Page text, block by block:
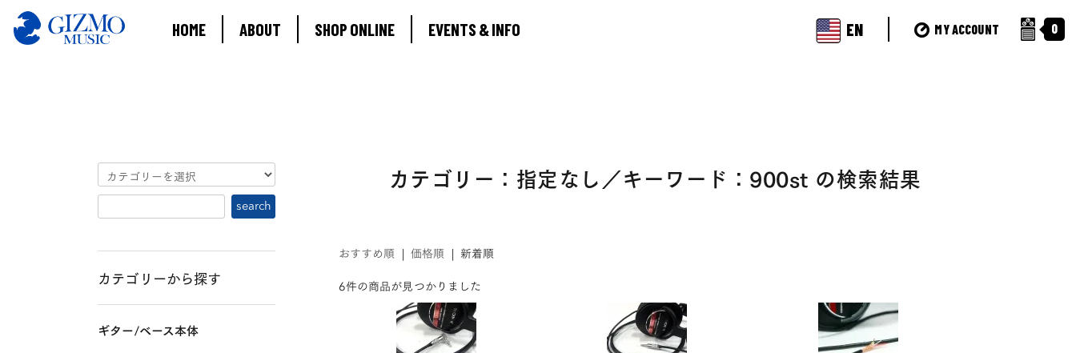
HOME ABOUT SHOP ONLINE EVENTS & INFO EN MY ACCOUNT 0
ABOUT
MY ACCOUNT 0
カテゴリー：指定なし／キーワード：900st の検索結果
おすすめ順 |価格順 |新着順
6件の商品が見つかりました
カテゴリーから探す
ギター/ベース本体